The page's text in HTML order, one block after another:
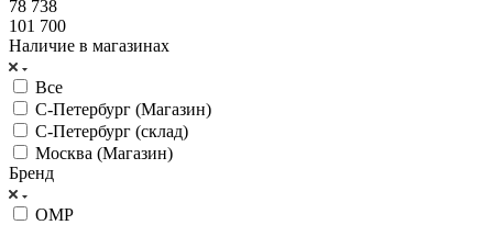
78 738
101 700
Наличие в магазинах
Все
С-Петербург (Магазин)
С-Петербург (склад)
Москва (Магазин)
Бренд
OMP